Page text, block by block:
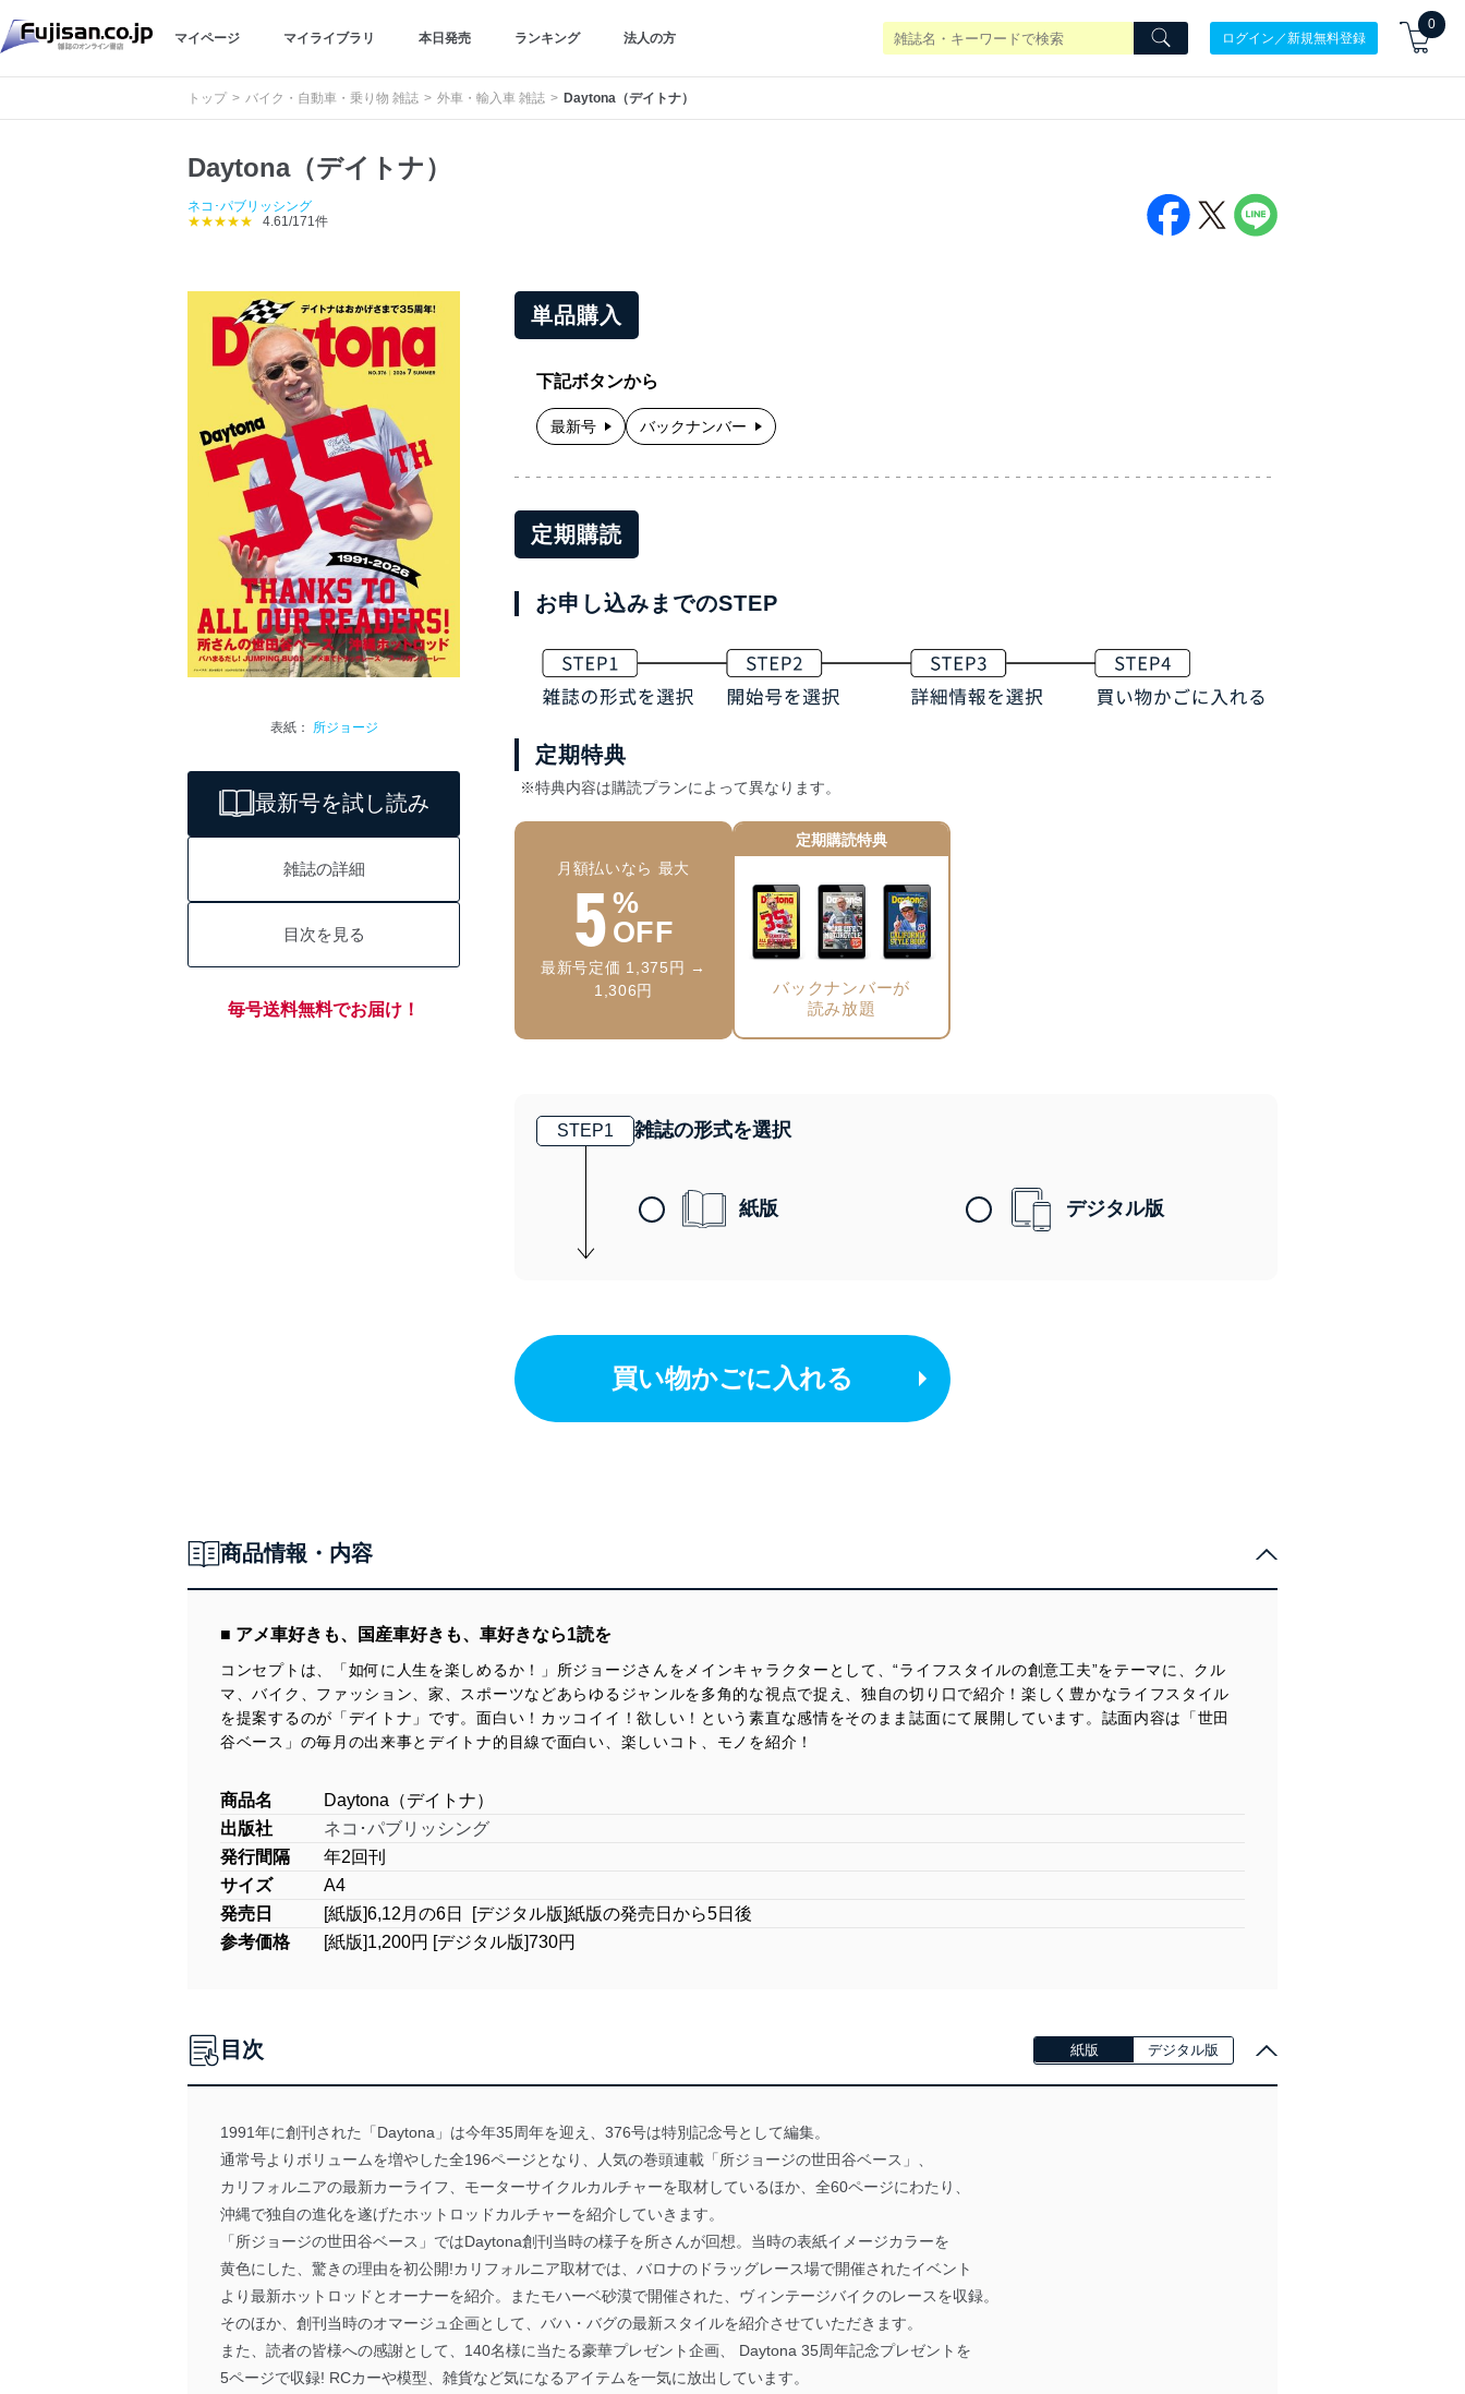
マイページ マイライブラリ 本日発売 ランキング 法人の方 ログイン／新規無料登録
0
トップ バイク・自動車・乗り物 雑誌 外車・輸入車 雑誌 Daytona（デイトナ）
Daytona（デイトナ）
ネコ･パブリッシング
★★★★★
4.61/171件
表紙： 所ジョージ
最新号を試し読み
雑誌の詳細
目次を見る
毎号送料無料でお届け！
単品購入
下記ボタンから
最新号 バックナンバー
定期購読
お申し込みまでのSTEP
定期特典
※特典内容は購読プランによって異なります。
月額払いなら 最大
5 %
OFF
最新号定価 1,375円 →
1,306円
定期購読特典
バックナンバーが
読み放題
STEP1 雑誌の形式を選択
紙版 デジタル版
買い物かごに入れる
商品情報・内容
■ アメ車好きも、国産車好きも、車好きなら1読を
コンセプトは、「如何に人生を楽しめるか！」所ジョージさんをメインキャラクターとして、“ライフスタイルの創意工夫”をテーマに、クル
マ、バイク、ファッション、家、スポーツなどあらゆるジャンルを多角的な視点で捉え、独自の切り口で紹介！楽しく豊かなライフスタイル
を提案するのが「デイトナ」です。面白い！カッコイイ！欲しい！という素直な感情をそのまま誌面にて展開しています。誌面内容は「世田
谷ベース」の毎月の出来事とデイトナ的目線で面白い、楽しいコト、モノを紹介！
商品名
Daytona（デイトナ）
出版社
ネコ･パブリッシング
発行間隔
年2回刊
サイズ
A4
発売日
[紙版]6,12月の6日 [デジタル版]紙版の発売日から5日後
参考価格
[紙版]1,200円 [デジタル版]730円
目次 紙版 デジタル版
1991年に創刊された「Daytona」は今年35周年を迎え、376号は特別記念号として編集。
通常号よりボリュームを増やした全196ページとなり、人気の巻頭連載「所ジョージの世田谷ベース」、
カリフォルニアの最新カーライフ、モーターサイクルカルチャーを取材しているほか、全60ページにわたり、
沖縄で独自の進化を遂げたホットロッドカルチャーを紹介していきます。
「所ジョージの世田谷ベース」ではDaytona創刊当時の様子を所さんが回想。当時の表紙イメージカラーを
黄色にした、驚きの理由を初公開!カリフォルニア取材では、バロナのドラッグレース場で開催されたイベント
より最新ホットロッドとオーナーを紹介。またモハーベ砂漠で開催された、ヴィンテージバイクのレースを収録。
そのほか、創刊当時のオマージュ企画として、バハ・バグの最新スタイルを紹介させていただきます。
また、読者の皆様への感謝として、140名様に当たる豪華プレゼント企画、 Daytona 35周年記念プレゼントを
5ページで収録! RCカーや模型、雑貨など気になるアイテムを一気に放出しています。